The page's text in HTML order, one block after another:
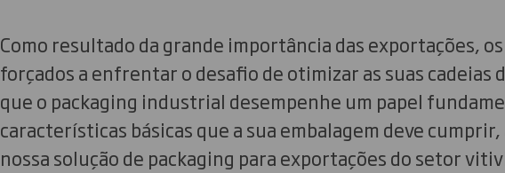
Como resultado da grande importância das exportações,
forçados a enfrentar o desafio de otimizar as suas cadeias
que o packaging industrial desempenhe um papel
características básicas que a sua embalagem deve cumprir,
nossa solução de packaging para exportações do setor